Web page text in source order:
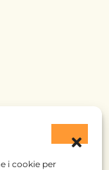
i cookie per